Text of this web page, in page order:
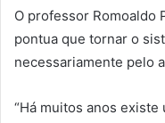
O professor Romoaldo
pontua que tornar o
necessariamente pelo
“Há muitos anos